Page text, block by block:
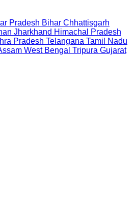
Pradesh Bihar Chhattisgarh
Jharkhand Himachal Pradesh
Pradesh Telangana Tamil Nadu
West Bengal Tripura Gujarat